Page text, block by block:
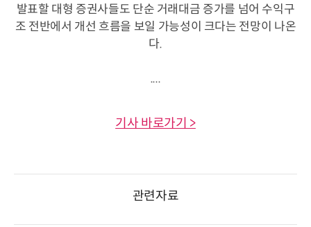
발표할 대형 증권사들도 단순 거래대금 증가를 넘어 수익구
조 전반에서 개선 흐름을 보일 가능성이 크다는 전망이 나온
다.
....
기사 바로가기 >
관련자료